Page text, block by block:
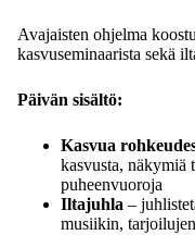
Avajaisten ohjelma
kasvuseminaarista sekä
Päivän sisältö:
Kasvua
kasvusta, näkymiä
puheenvuoroja
Iltajuhla –
musiikin,